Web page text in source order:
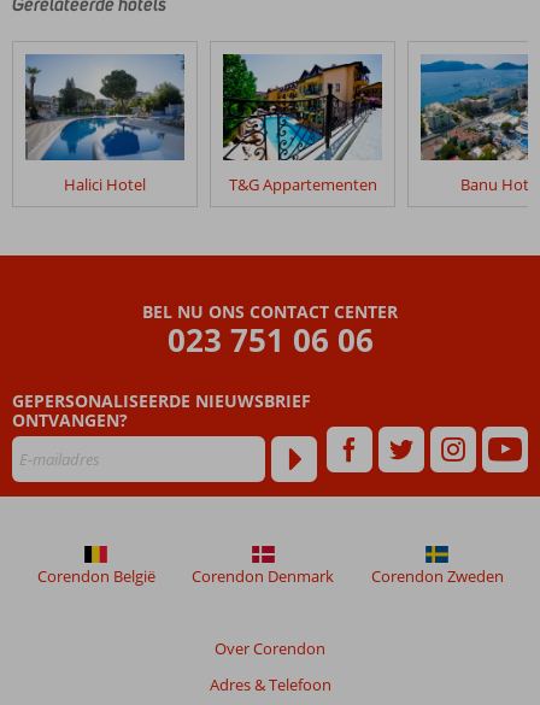
klanten
geschreven
na
hun
verblijf
Beoordelingen
dan
48
niet
weergegeven
om
Halici Hotel T&G Appartementen Banu Hotel
BEL NU ONS CONTACT CENTER
023 751 06 06
GEPERSONALISEERDE NIEUWSBRIEF
ONTVANGEN?
Over Corendon
Adres & Telefoon
Corendon België Corendon Denmark Corendon Zweden